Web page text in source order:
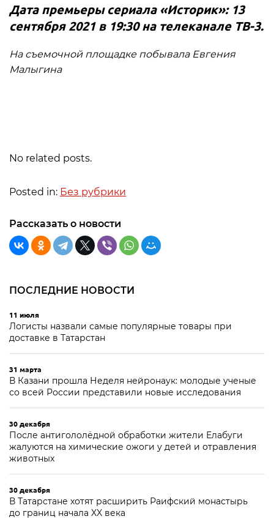
Дата премьеры сериала «Историк»: 13
сентября 2021 в 19:30 на телеканале ТВ-3.
На съемочной площадке побывала Евгения
Малыгина
No related posts.
Posted in: Без рубрики
Рассказать о новости
ПОСЛЕДНИЕ НОВОСТИ
11 июля
Логисты назвали самые популярные товары при
доставке в Татарстан
31 марта
В Казани прошла Неделя нейронаук: молодые ученые
со всей России представили новые исследования
30 декабря
После антигололёдной обработки жители Елабуги
жалуются на химические ожоги у детей и отравления
животных
30 декабря
В Татарстане хотят расширить Раифский монастырь
до границ начала XX века